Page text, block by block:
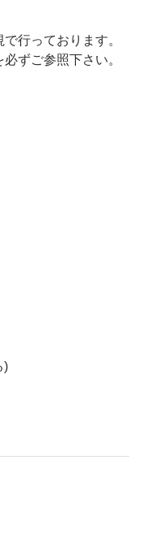
行っております。
必ずご参照下さい。
)